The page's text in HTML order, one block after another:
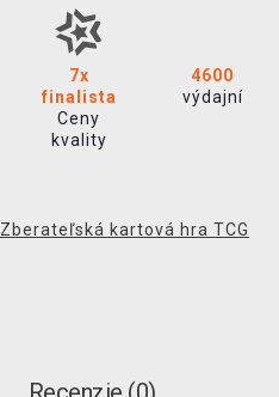
7x
finalista
Ceny
kvality
4600
výdajní
Zberateľská kartová hra TCG